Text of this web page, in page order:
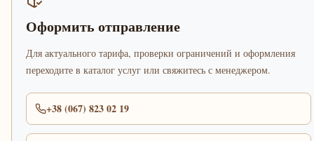
Оформить отправление
Для актуального тарифа, проверки ограничений и оформления
переходите в каталог услуг или свяжитесь с менеджером.
+38 (067) 823 02 19